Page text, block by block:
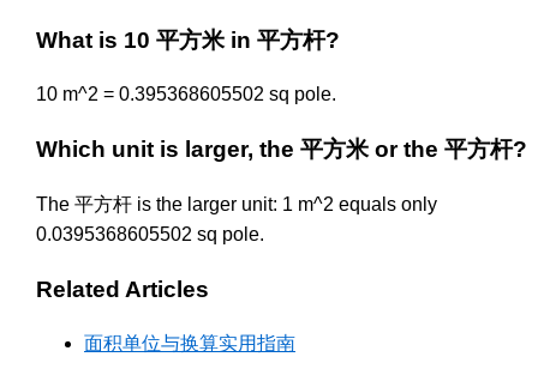
What is 10 平方米 in 平方杆?
10 m^2 = 0.395368605502 sq pole.
Which unit is larger, the 平方米 or the 平方杆?
The 平方杆 is the larger unit: 1 m^2 equals only
0.0395368605502 sq pole.
Related Articles
面积单位与换算实用指南